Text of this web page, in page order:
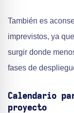
También es
imprevistos, ya
surgir donde
fases de
Calendario
proyecto